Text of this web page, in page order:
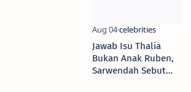
Jawab Isu Thalia
Bukan Anak Ruben,
Sarwendah Sebut